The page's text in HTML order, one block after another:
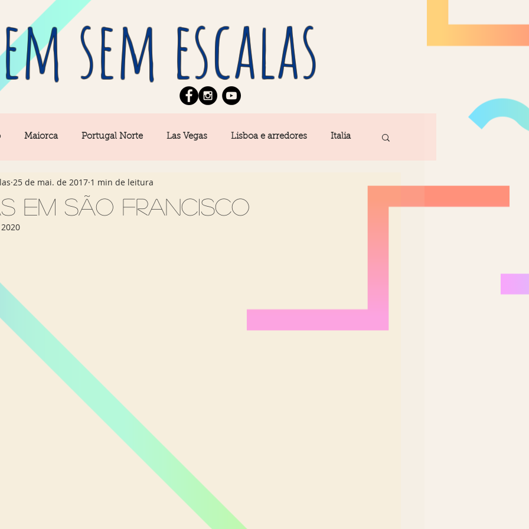
sem escalas
Maiorca Portugal Norte Las Vegas Lisboa e arredores Italia
News Berlim Algarve
Orlando
em São Francisco
25 de mai. de 2017 1 min de leitura